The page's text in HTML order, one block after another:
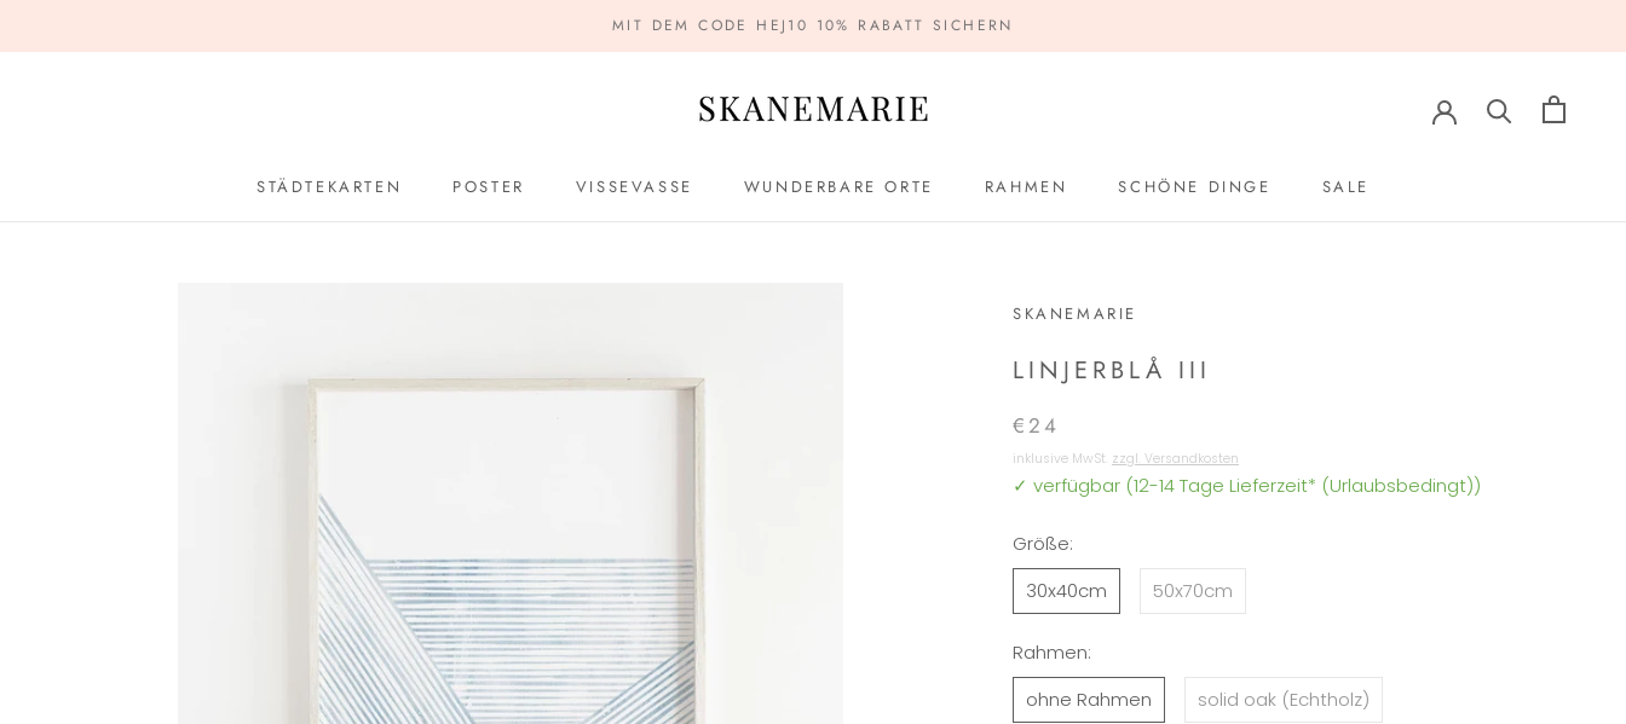
MIT DEM CODE HEJ10 10% RABATT SICHERN
STÄDTEKARTEN
POSTER
VISSEVASSE
WUNDERBARE ORTE
RAHMEN
SCHÖNE DINGE
SALE
SKANEMARIE
LINJERBLÅ III
€24
inklusive MwSt. zzgl. Versandkosten
✓ verfügbar (12-14 Tage Lieferzeit* (Urlaubsbedingt))
Größe:
30x40cm
50x70cm
Rahmen:
ohne Rahmen
solid oak (Echtholz)